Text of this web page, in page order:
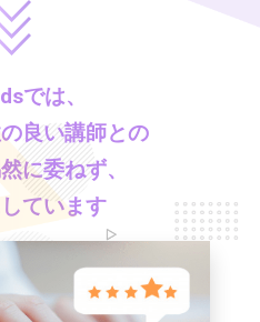
では、
良い講師との
に委ねず、
ています